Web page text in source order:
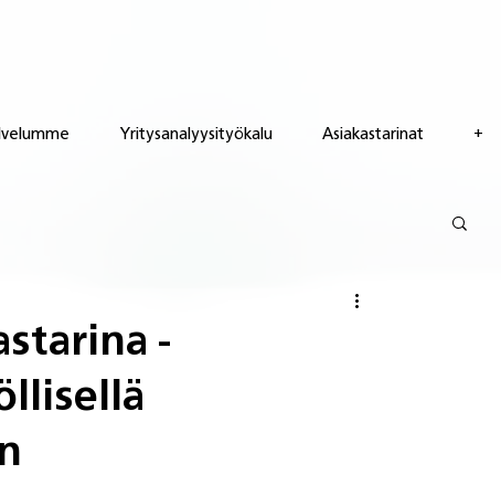
Yritysanalyysityökalu Asiakastarinat +
-